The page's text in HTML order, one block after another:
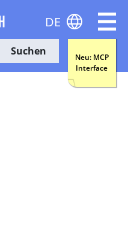
Suchen
Neu: MCP
Interface
DE